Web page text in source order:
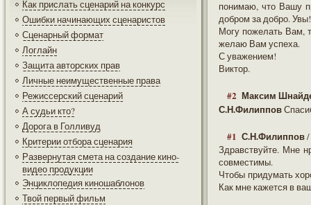
Как прислать сценарий на конкурс
Ошибки начинающих сценаристов
Сценарный формат
Логлайн
Защита авторских прав
Личные неимущественные права
Режиссерский сценарий
А судьи кто?
Дорога в Голливуд
Критерии отбора сценария
Развернутая смета на создание кино-
видео продукции
Энциклопедия киношаблонов
Твой первый фильм
понимаю, что Вашу
добром за добро.
Могу пожелать Вам,
желаю Вам успеха.
С уважением!
Виктор.
#2 Максим
С.Н.Филиппов
#1 С.Н.Филиппов/
Здравствуйте. Мне
совместимы.
Чтобы придумать
Как мне кажется в